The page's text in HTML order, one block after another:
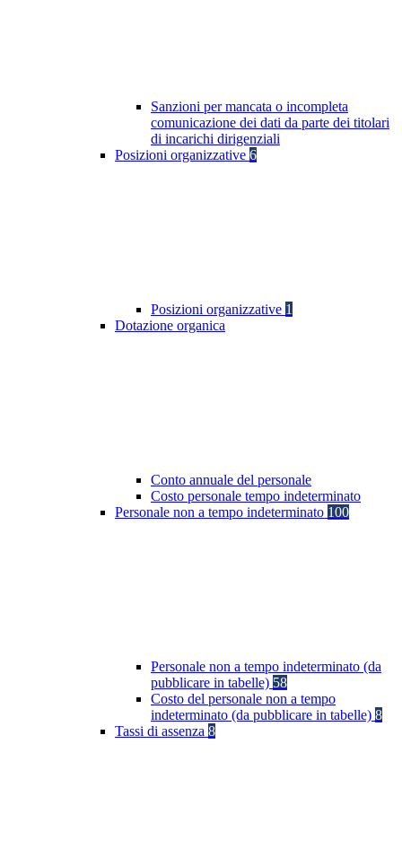
Sanzioni per mancata o incompleta
comunicazione dei dati da parte dei titolari
di incarichi dirigenziali
Posizioni organizzative 6
Posizioni organizzative 1
Dotazione organica
Conto annuale del personale
Costo personale tempo indeterminato
Personale non a tempo indeterminato 100
Personale non a tempo indeterminato (da
pubblicare in tabelle) 58
Costo del personale non a tempo
indeterminato (da pubblicare in tabelle) 8
Tassi di assenza 8